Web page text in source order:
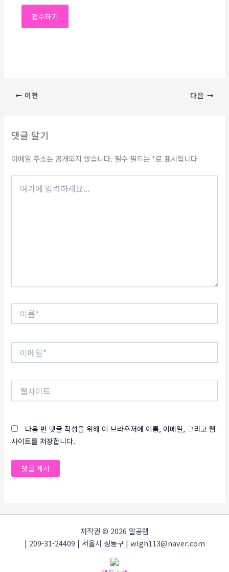
이전 다음
댓글 달기
이메일 주소는 공개되지 않습니다. 필수 필드는 *로 표시됩니다
다음 번 댓글 작성을 위해 이 브라우저에 이름, 이메일, 그리고 웹
사이트를 저장합니다.
저작권 © 2026 알공랩
| 209-31-24409 | 서울시 성동구 | wlgh113@naver.com